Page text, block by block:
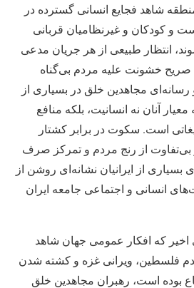
شاهد فجایع انسانی گسترده در
و کودکان و غیرنظامیان قربانی
انتظار طبیعی از هر جریان مدعی
خشونت علیه مردم بی‌گناه
مجاهدین خلق در بسیاری از
آنان نه انسانیت، بلکه منافع
است. سکوت در برابر کشتار
بی‌تفاوت از رنج مردم و تمرکز صرف
از ایرانیان نشانه‌ای روشن از
انسانی و اجتماعی جامعه ایران
که افکار عمومی جهان شاهد
فلسطین، ویرانی غزه و کشته شدن
بوده است، رهبران مجاهدین خلق